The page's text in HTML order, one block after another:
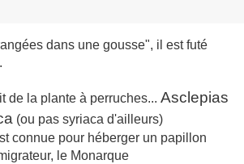
dans une gousse", il est futé
de la plante à perruches... Asclepias
(ou pas syriaca d'ailleurs)
connue pour héberger un papillon
le Monarque